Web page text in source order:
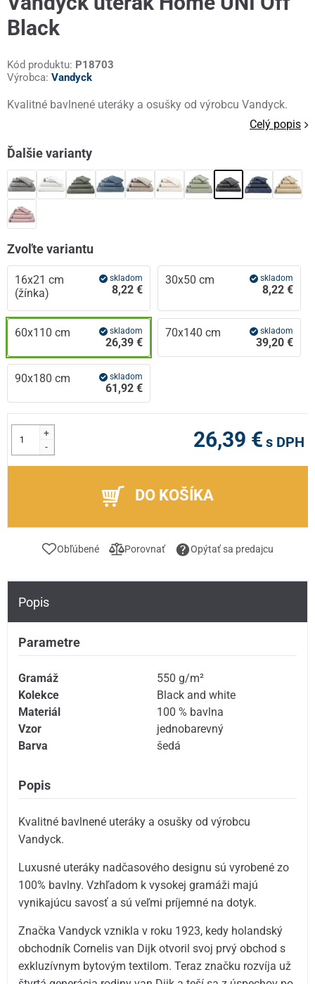
Black
Kód produktu: P18703
Výrobca: Vandyck
Kvalitné bavlnené uteráky a osušky od výrobcu Vandyck.
Celý popis
Ďalšie varianty
Zvoľte variantu
16x21 cm
(žínka)
skladom
8,22 €
30x50 cm skladom
8,22 €
60x110 cm skladom
26,39 €
70x140 cm skladom
39,20 €
90x180 cm skladom
61,92 €
+
-
26,39 € s DPH
DO KOŠÍKA
Obľúbené Porovnať Opýtať sa predajcu
Popis
Parametre
Gramáž
550 g/m²
Kolekce
Black and white
Materiál
100 % bavlna
Vzor
jednobarevný
Barva
šedá
Popis
Kvalitné bavlnené uteráky a osušky od výrobcu
Vandyck.
Luxusné uteráky nadčasového designu sú vyrobené zo
100% bavlny. Vzhľadom k vysokej gramáži majú
vynikajúcu savosť a sú veľmi príjemné na dotyk.
Značka Vandyck vznikla v roku 1923, kedy holandský
obchodník Cornelis van Dijk otvoril svoj prvý obchod s
exkluzívnym bytovým textilom. Teraz značku rozvíja už